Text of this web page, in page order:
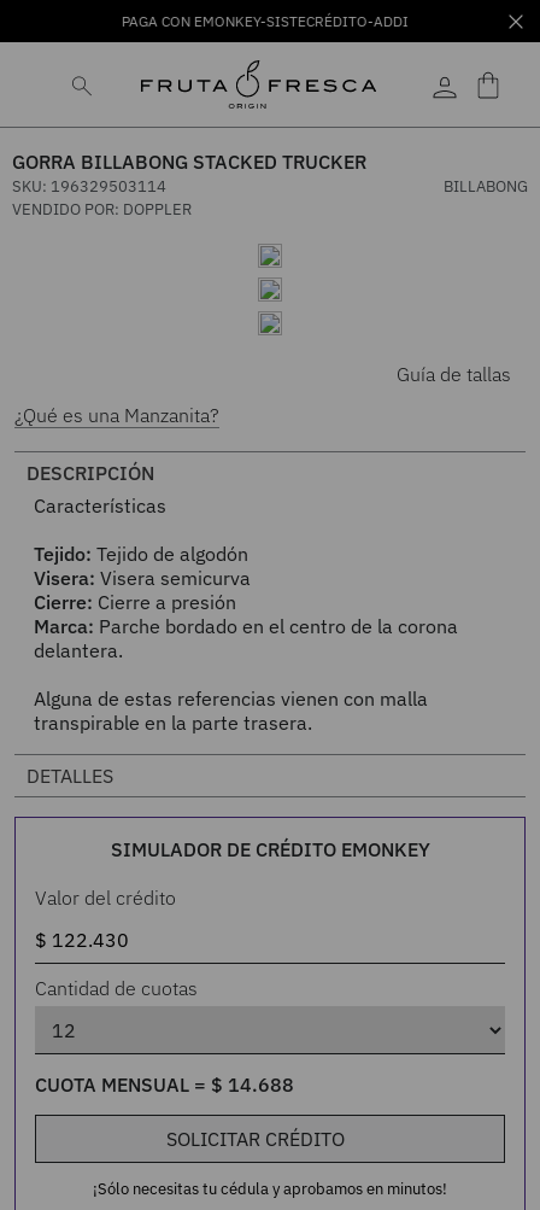
PAGA CON EMONKEY-SISTECRÉDITO-ADDI
GORRA BILLABONG STACKED TRUCKER
SKU: 196329503114
BILLABONG
VENDIDO POR: DOPPLER
Guía de tallas
¿Qué es una Manzanita?
DESCRIPCIÓN
Características
Tejido: Tejido de algodón
Visera: Visera semicurva
Cierre: Cierre a presión
Marca: Parche bordado en el centro de la corona
delantera.
Alguna de estas referencias vienen con malla
transpirable en la parte trasera.
DETALLES
SIMULADOR DE CRÉDITO EMONKEY
Valor del crédito
Cantidad de cuotas
CUOTA MENSUAL = $ 14.688
SOLICITAR CRÉDITO
¡Sólo necesitas tu cédula y aprobamos en minutos!